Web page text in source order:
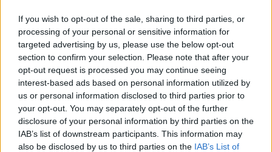
If you wish to opt-out of the sale, sharing to third parties, or
processing of your personal or sensitive information for
targeted advertising by us, please use the below opt-out
section to confirm your selection. Please note that after your
opt-out request is processed you may continue seeing
interest-based ads based on personal information utilized by
us or personal information disclosed to third parties prior to
your opt-out. You may separately opt-out of the further
disclosure of your personal information by third parties on the
IAB’s list of downstream participants. This information may
also be disclosed by us to third parties on the IAB’s List of
Langrenn Allround Ski Classics